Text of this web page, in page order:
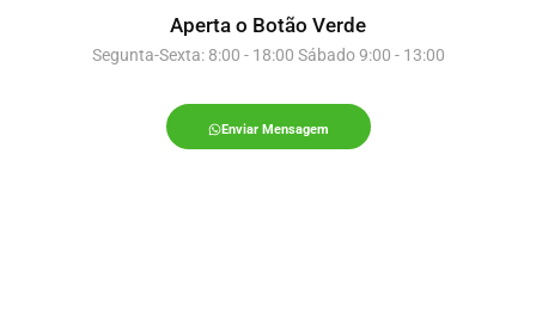
Aperta o Botão Verde
Segunta-Sexta: 8:00 - 18:00 Sábado 9:00 - 13:00
Enviar Mensagem